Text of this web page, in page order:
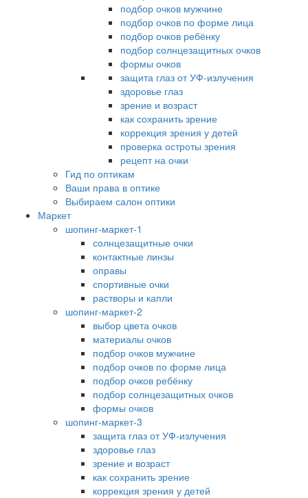
подбор очков мужчине
подбор очков по форме лица
подбор очков ребёнку
подбор солнцезащитных очков
формы очков
защита глаз от УФ-излучения
здоровье глаз
зрение и возраст
как сохранить зрение
коррекция зрения у детей
проверка остроты зрения
рецепт на очки
Гид по оптикам
Ваши права в оптике
Выбираем салон оптики
Маркет
шопинг-маркет-1
солнцезащитные очки
контактные линзы
оправы
спортивные очки
растворы и капли
шопинг-маркет-2
выбор цвета очков
материалы очков
подбор очков мужчине
подбор очков по форме лица
подбор очков ребёнку
подбор солнцезащитных очков
формы очков
шопинг-маркет-3
защита глаз от УФ-излучения
здоровье глаз
зрение и возраст
как сохранить зрение
коррекция зрения у детей